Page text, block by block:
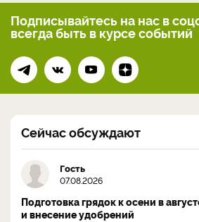
Подписывайтесь на нас в
всегдабыть в курсе событий
Сейчас обсуждают
Гость
07.08.2026
Подготовка грядок к осени в
и внесение удобрений